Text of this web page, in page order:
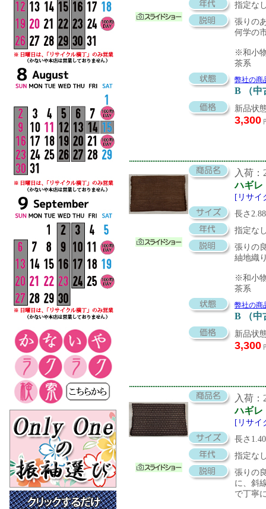
指定な
張りの
何学の
※和小
茶系
弊社の商
B （中
新品状
3,300
入荷：
ハギレ
[リサイ
長さ
指定な
張りの
紬地織
※和小
茶系
弊社の商
B （中
新品状
3,300
入荷：
ハギレ
[リサイ
長さ
指定な
張りの
に、斜
で丁寧